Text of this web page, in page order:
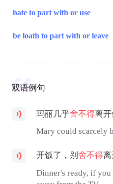
hate to part with or use
be loath to part with or leave
双语例句
玛丽几乎舍不得离开
Mary could scarcely
开饭了，别舍不得离
Dinner's ready, if